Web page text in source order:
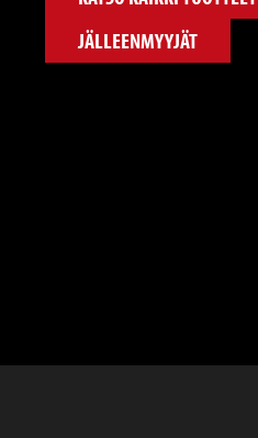
JÄLLEENMYYJÄT